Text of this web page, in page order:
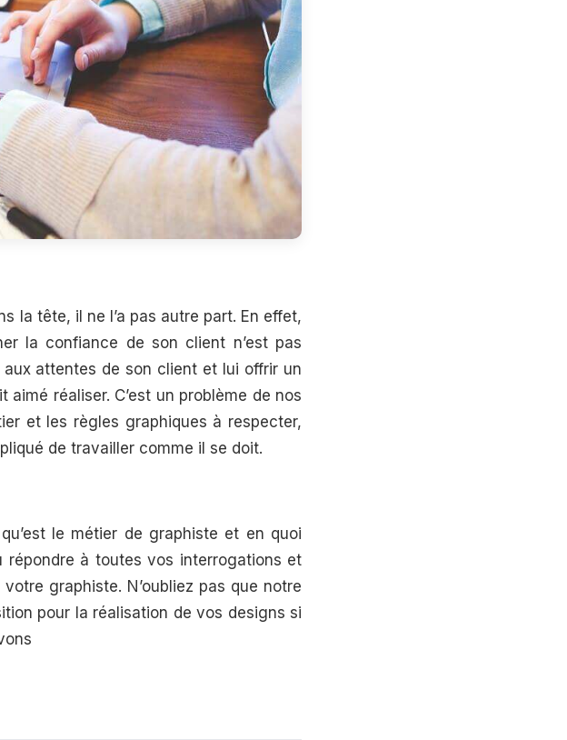
la tête, il ne l’a pas autre part. En effet,
la confiance de son client n’est pas
aux attentes de son client et lui offrir un
réaliser. C’est un problème de nos
et les règles graphiques à respecter,
de travailler comme il se doit.
le métier de graphiste et en quoi
répondre à toutes vos interrogations et
graphiste. N’oubliez pas que notre
pour la réalisation de vos designs si